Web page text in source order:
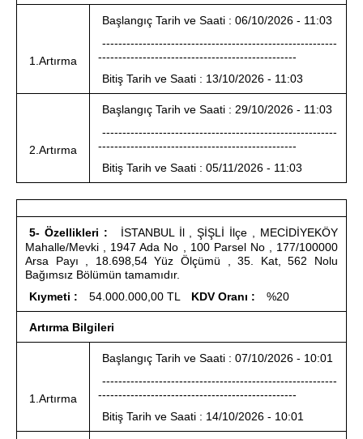
1.Artırma
Başlangıç Tarih ve Saati : 06/10/2026 - 11:03
----------------------------------------------------------
-------------------------------------------------
Bitiş Tarih ve Saati : 13/10/2026 - 11:03
2.Artırma
Başlangıç Tarih ve Saati : 29/10/2026 - 11:03
----------------------------------------------------------
-------------------------------------------------
Bitiş Tarih ve Saati : 05/11/2026 - 11:03
5- Özellikleri :
İSTANBUL İl , ŞİŞLİ İlçe , MECİDİYEKÖY
Mahalle/Mevki , 1947 Ada No , 100 Parsel No , 177/100000
Arsa Payı , 18.698,54 Yüz Ölçümü , 35. Kat, 562 Nolu
Bağımsız Bölümün tamamıdır.
Kıymeti :
54.000.000,00 TL KDV Oranı : %20
Artırma Bilgileri
1.Artırma
Başlangıç Tarih ve Saati : 07/10/2026 - 10:01
----------------------------------------------------------
-------------------------------------------------
Bitiş Tarih ve Saati : 14/10/2026 - 10:01